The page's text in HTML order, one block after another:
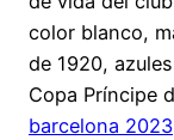
color blanco,
de 1920,
Copa Príncipe
barcelona 2023